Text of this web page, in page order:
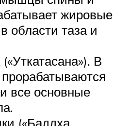
жировые
области таза и
В
все основные
(«Баддха